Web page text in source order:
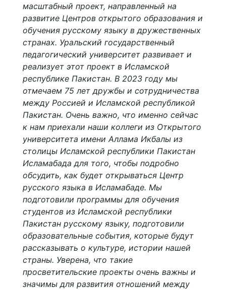
масштабный проект, направленный на
развитие Центров открытого образования и
обучения русскому языку в дружественных
странах. Уральский государственный
педагогический университет развивает и
реализует этот проект в Исламской
республике Пакистан. В 2023 году мы
отмечаем 75 лет дружбы и сотрудничества
между Россией и Исламской республикой
Пакистан. Очень важно, что именно сейчас
к нам приехали наши коллеги из Открытого
университета имени Аллама Икбалы из
столицы Исламской республики Пакистан
Исламабада для того, чтобы подробно
обсудить, как будет открываться Центр
русского языка в Исламабаде. Мы
подготовили программы для обучения
студентов из Исламской республики
Пакистан русскому языку, подготовили
образовательные события, которые будут
рассказывать о культуре, истории нашей
страны. Уверена, что такие
просветительские проекты очень важны и
значимы для развития отношений между